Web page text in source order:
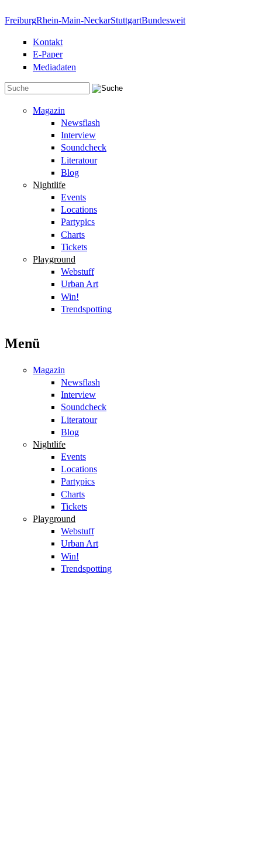
FreiburgRhein-Main-NeckarStuttgartBundesweit
Kontakt
E-Paper
Mediadaten
Magazin
Newsflash
Interview
Soundcheck
Literatour
Blog
Nightlife
Events
Locations
Partypics
Charts
Tickets
Playground
Webstuff
Urban Art
Win!
Trendspotting
Menü
Magazin
Newsflash
Interview
Soundcheck
Literatour
Blog
Nightlife
Events
Locations
Partypics
Charts
Tickets
Playground
Webstuff
Urban Art
Win!
Trendspotting